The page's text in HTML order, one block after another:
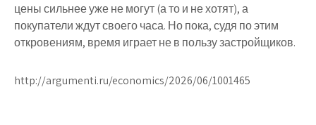
цены сильнее уже не могут (а то и не хотят), а
покупатели ждут своего часа. Но пока, судя по этим
откровениям, время играет не в пользу застройщиков.
http://argumenti.ru/economics/2026/06/1001465